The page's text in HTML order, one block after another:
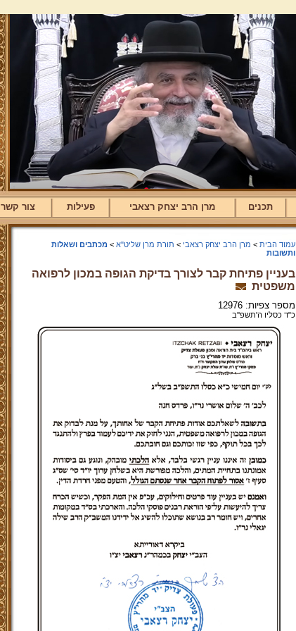
תכנים מרן הרב יצחק רצאבי פעילות צור קשר
עמוד הבית > מרן הרב יצחק רצאבי > תורת מרן שליט"א >מכתבים ושאלות
ותשובות
בעניין פתיחת קבר לצורך בדיקת הגופה במכון לרפואה
משפטית
מספר צפיות: 12976
כ"ד כסליו ה'תשפ''ב